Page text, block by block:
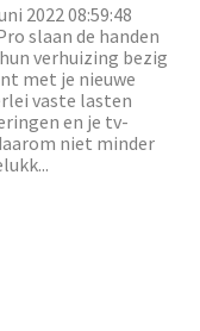
2022 08:59:48
slaan de handen
verhuizing bezig
met je nieuwe
vaste lasten
en je tv-
niet minder